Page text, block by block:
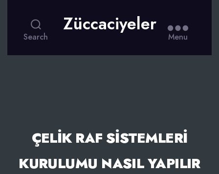
Search
Züccaciyeler
Menu
ÇELIK RAF SISTEMLERI
KURULUMU NASIL YAPILIR